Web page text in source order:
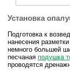
Установка
Подготовка к
нанесения
немного большей
песчаная подушка
проводятся